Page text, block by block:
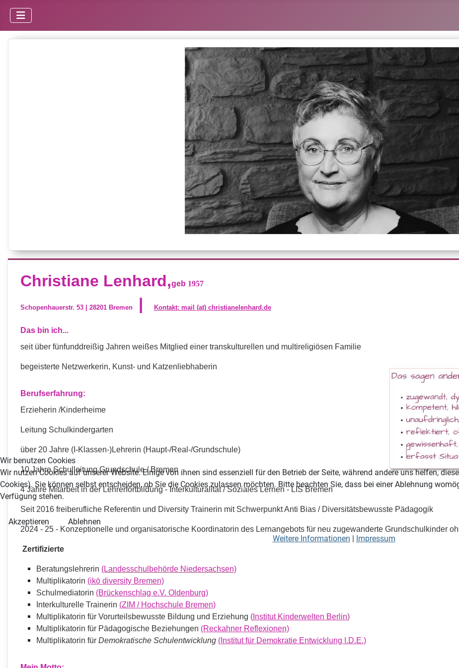
Christiane Lenhard,geb 1957
Schopenhauerstr. 53 | 28201 Bremen | Kontakt: mail (at) christianelenhard.de
Das bin ich...
seit über fünfunddreißig Jahren weißes Mitglied einer transkulturellen und multireligiösen Familie
begeisterte Netzwerkerin, Kunst- und Katzenliebhaberin
Berufserfahrung:
Erzieherin /Kinderheime
Leitung Schulkindergarten
über 20 Jahre (I-Klassen-)Lehrerin (Haupt-/Real-/Grundschule)
10 Jahre Schulleitung Grundschule / Bremen
4 Jahre Mitarbeit in der Lehrerfortbildung - Interkulturalität / Soziales Lernen - LIS Bremen
Seit 2016 freiberufliche Referentin und Diversity Trainerin mit Schwerpunkt Anti Bias / Diversitätsbewusste Pädagogik
2024 - 25 - Konzeptionelle und organisatorische Koordinatorin des Lernangebots für neu zugewanderte Grundschulkinder
Zertifizierte
Beratungslehrerin (Landesschulbehörde Niedersachsen)
Multiplikatorin (ikö diversity Bremen)
Schulmediatorin (Brückenschlag e.V. Oldenburg)
Interkulturelle Trainerin (ZIM / Hochschule Bremen)
Multiplikatorin für Vorurteilsbewusste Bildung und Erziehung ( Institut Kinderwelten Berlin)
Multiplikatorin für Pädagogische Beziehungen (Reckahner Reflexionen)
Multiplikatorin für Demokratische Schulentwicklung (Institut für Demokratie Entwicklung I.D.E.)
Wir benutzen Cookies
Wir nutzen Cookies auf unserer Website. Einige von ihnen sind essenziell für den Betrieb der Seite, während andere uns helfen,
Cookies). Sie können selbst entscheiden, ob Sie die Cookies zulassen möchten. Bitte beachten Sie, dass bei einer Ablehnung
Verfügung stehen.
Akzeptieren
Ablehnen
Weitere Informationen | Impressum